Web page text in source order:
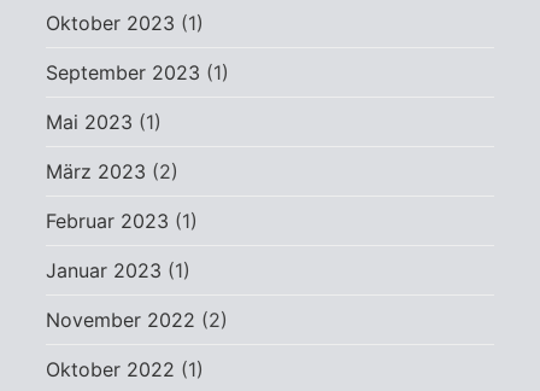
Oktober 2023 (1)
September 2023 (1)
Mai 2023 (1)
März 2023 (2)
Februar 2023 (1)
Januar 2023 (1)
November 2022 (2)
Oktober 2022 (1)